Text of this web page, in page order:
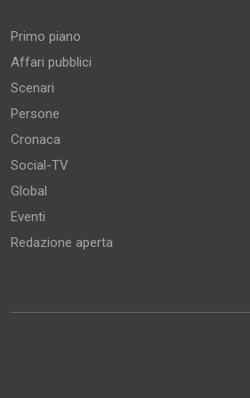
Primo piano
Affari pubblici
Scenari
Persone
Cronaca
Social-TV
Global
Eventi
Redazione aperta